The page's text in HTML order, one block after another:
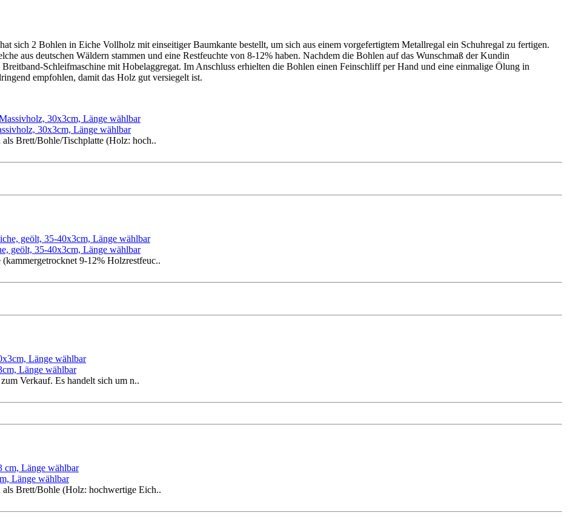
sich 2 Bohlen in Eiche Vollholz mit einseitiger Baumkante bestellt, um sich aus einem vorgefertigtem Metallregal ein Schuhregal zu fertigen.
aus deutschen Wäldern stammen und eine Restfeuchte von 8-12% haben. Nachdem die Bohlen auf das Wunschmaß der Kundin
Schleifmaschine mit Hobelaggregat. Im Anschluss erhielten die Bohlen einen Feinschliff per Hand und eine einmalige Ölung in
empfohlen, damit das Holz gut versiegelt ist.
30x3cm, Länge wählbar
Brett/Bohle/Tischplatte (Holz: hoch..
geölt, 35-40x3cm, Länge wählbar
9-12% Holzrestfeuc..
Länge wählbar
Verkauf. Es handelt sich um n..
Länge wählbar
als Brett/Bohle (Holz: hochwertige Eich..